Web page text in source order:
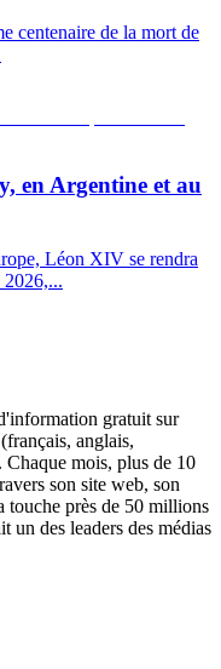
centenaire de la mort de
en Argentine et au
Léon XIV se rendra
2026,...
gratuit sur
anglais,
Chaque mois, plus de 10
son site web, son
touche près de 50 millions
un des leaders des médias